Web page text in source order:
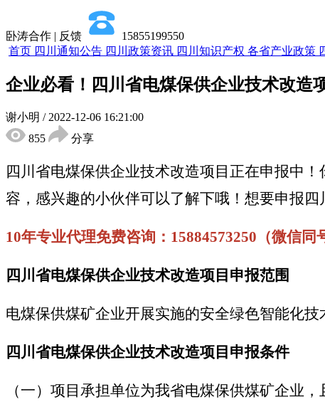
卧涛合作 | 反馈
15855199550
首页 四川通知公告 四川政策资讯 四川知识产权 各省产业政策
企业必看！四川省电煤保供企业技术改造
谢小明 / 2022-12-06 16:21:00
855
分享
四川省电煤保供企业技术改造项目正在申报中
容，感兴趣的小伙伴可以了解下哦！想要申报
10年专业代理免费咨询：15884573250（微信同
四川省电煤保供企业技术改造项目申报范围
电煤保供煤矿企业开展实施的安全绿色智能化技
四川省电煤保供企业技术改造项目申报条件
（一）项目承担单位为我省电煤保供煤矿企业，